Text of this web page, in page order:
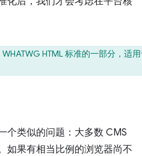
HTML 标准的一部分，适
个类似的问题：大多数 CMS
如果有相当比例的浏览器尚不